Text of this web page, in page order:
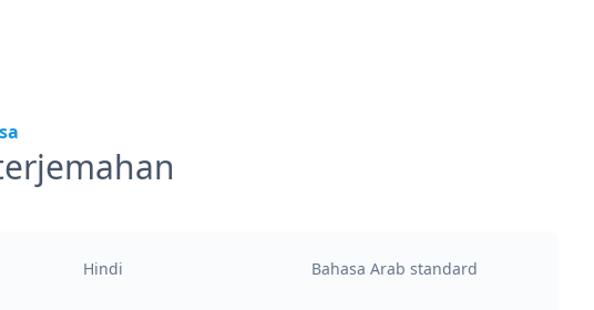
Hindi Bahasa Arab standard